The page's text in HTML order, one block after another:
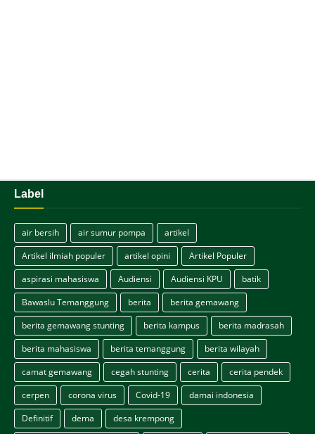
Label
air bersih air sumur pompa
artikel
Artikel ilmiah populer
artikel opini
Artikel Populer
aspirasi mahasiswa
Audiensi Audiensi KPU
batik
Bawaslu Temanggung
berita
berita gemawang
berita gemawang stunting
berita kampus
berita madrasah
berita mahasiswa
berita temanggung
berita wilayah
camat gemawang
cegah stunting cerita
cerita pendek
cerpen
corona virus Covid-19
damai indonesia
Definitif
dema
desa krempong